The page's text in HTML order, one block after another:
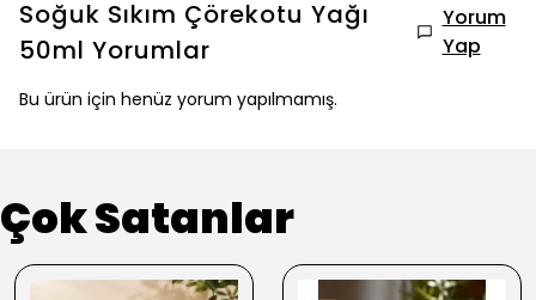
Soğuk Sıkım Çörekotu Yağı
50ml Yorumlar
Yorum
Yap
Bu ürün için henüz yorum yapılmamış.
Çok Satanlar